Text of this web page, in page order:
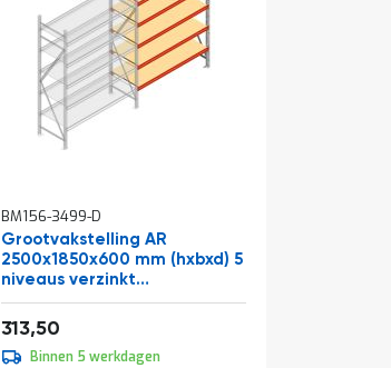
BM156-3499-D
Grootvakstelling AR
2500x1850x600 mm (hxbxd) 5
niveaus verzinkt
aanbouwsectie met
voorgemonteerde frames
Vanaf
313,50
Binnen 5 werkdagen